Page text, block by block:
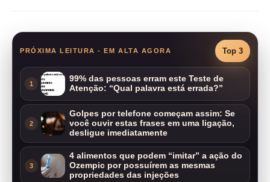
PRÓXIMA LEITURA - EM ALTA AGORA Top 3
1
99% das pessoas erram este Teste de
Atenção: “Qual palavra está errada?”
2
Golpes por telefone começam assim: Se
você ouvir estas frases em uma ligação,
desligue imediatamente
3
4 alimentos que podem “imitar” a ação do
Ozempic por possuírem as mesmas
propriedades das injeções